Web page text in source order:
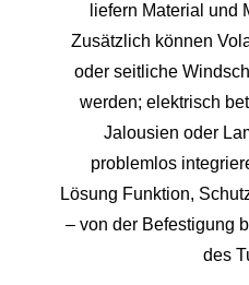
liefern Material und
Zusätzlich können
oder seitliche
werden; elektrisch
Jalousien oder
problemlos
Lösung Funktion,
– von der Befestigung
des